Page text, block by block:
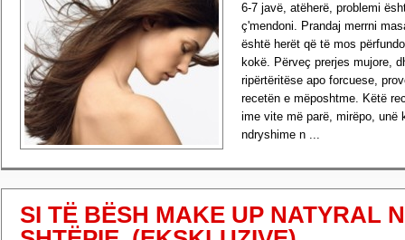
6-7 javë, atëherë, problemi
ç'mendoni. Prandaj merrni
është herët që të mos
kokë. Përveç prerjes mujore,
ripërtëritëse apo forcuese,
recetën e mëposhtme. Këtë
ime vite më parë, mirëpo, unë
ndryshime n ...
SI TË BËSH MAKE UP NATYRAL